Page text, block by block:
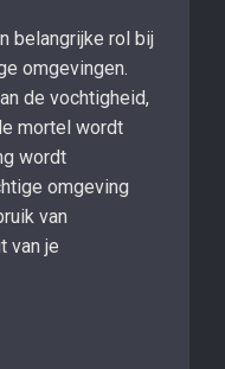
belangrijke rol bij
omgevingen.
de vochtigheid,
mortel wordt
wordt
omgeving
van
van je